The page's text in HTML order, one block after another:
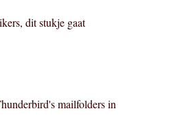
dit stukje gaat
mailfolders in